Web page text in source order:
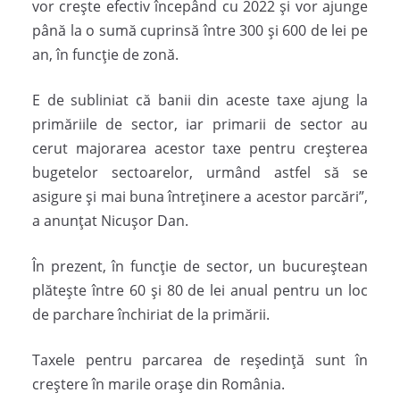
vor crește efectiv începând cu 2022 și vor ajunge
până la o sumă cuprinsă între 300 și 600 de lei pe
an, în funcție de zonă.
E de subliniat că banii din aceste taxe ajung la
primăriile de sector, iar primarii de sector au
cerut majorarea acestor taxe pentru creșterea
bugetelor sectoarelor, urmând astfel să se
asigure și mai buna întreținere a acestor parcări”,
a anunțat Nicușor Dan.
În prezent, în funcție de sector, un bucureștean
plătește între 60 și 80 de lei anual pentru un loc
de parchare închiriat de la primării.
Taxele pentru parcarea de reședință sunt în
creștere în marile orașe din România.